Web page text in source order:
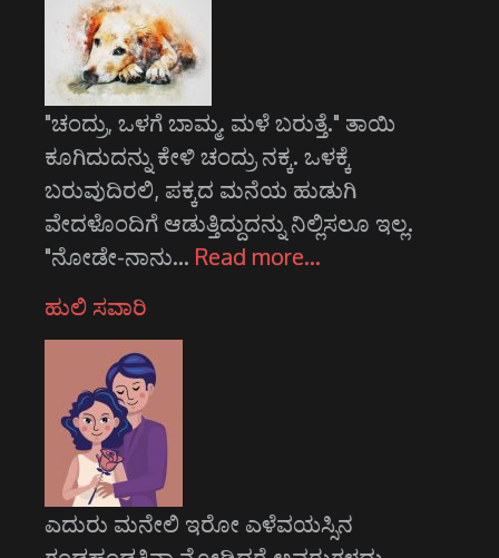
"ಚಂದ್ರು, ಒಳಗೆ ಬಾಮ್ಮ. ಮಳೆ ಬರುತ್ತೆ." ತಾಯಿ
ಕೂಗಿದುದನ್ನು ಕೇಳಿ ಚಂದ್ರು ನಕ್ಕ. ಒಳಕ್ಕೆ
ಬರುವುದಿರಲಿ, ಪಕ್ಕದ ಮನೆಯ ಹುಡುಗಿ
ವೇದಳೊಂದಿಗೆ ಆಡುತ್ತಿದ್ದುದನ್ನು ನಿಲ್ಲಿಸಲೂ ಇಲ್ಲ.
"ನೋಡೇ-ನಾನು… Read more…
ಹುಲಿ ಸವಾರಿ
ಎದುರು ಮನೇಲಿ ಇರೋ ಎಳೆವಯಸ್ಸಿನ